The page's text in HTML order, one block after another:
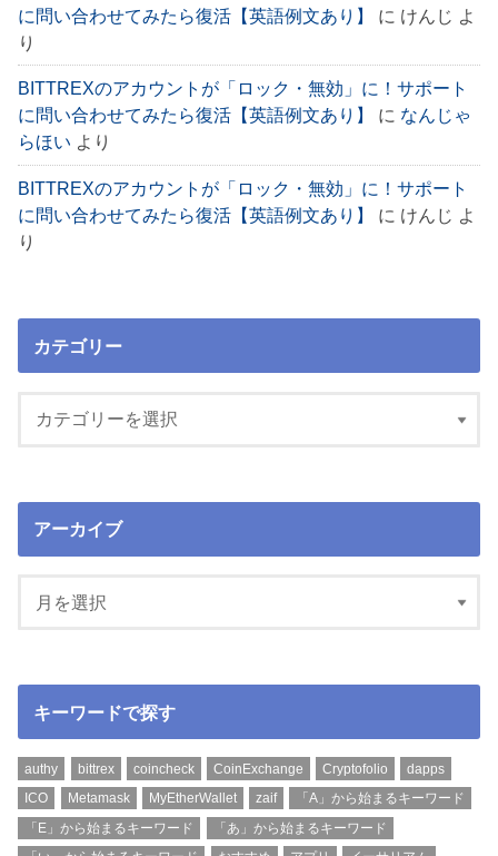
に問い合わせてみたら復活【英語例文あり】
に けんじ よ
り
BITTREXのアカウントが「ロック・無効」に！サポート
に問い合わせてみたら復活【英語例文あり】
に なんじゃ
らほい より
BITTREXのアカウントが「ロック・無効」に！サポート
に問い合わせてみたら復活【英語例文あり】
に けんじ よ
り
カテゴリー
アーカイブ
キーワードで探す
authy bittrex coincheck CoinExchange Cryptofolio
dapps
ICO
Metamask MyEtherWallet zaif
「A」から始まるキーワード
「E」から始まるキーワード
「あ」から始まるキーワード